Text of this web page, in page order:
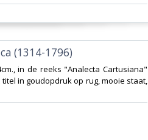
(1314-1796)‎
in de reeks "Analecta Cartusiana"
in goudopdruk op rug, mooie staat,